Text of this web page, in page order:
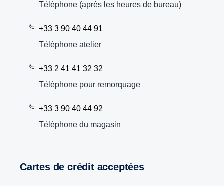
Téléphone (après les heures de bureau)
+33 3 90 40 44 91
Téléphone atelier
+33 2 41 41 32 32
Téléphone pour remorquage
+33 3 90 40 44 92
Téléphone du magasin
Cartes de crédit acceptées